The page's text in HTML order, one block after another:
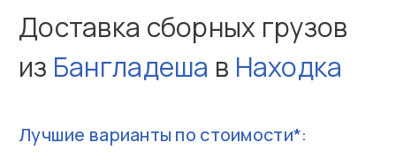
Доставка сборных грузов
из Бангладеша в Находка
Лучшие варианты по стоимости*: